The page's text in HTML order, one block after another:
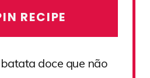
RECIPE
doce que não